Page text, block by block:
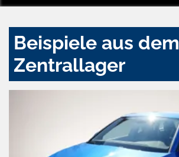
Beispiele aus dem
Zentrallager